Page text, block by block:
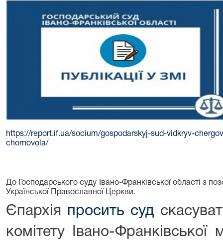
https://report.if.ua/socium/gospodarskyj-sud-vidkryv-
chornovola/
До Господарського суду Івано-Франківської області з
Української Православної Церкви.
Єпархія просить суд
комітету Івано-